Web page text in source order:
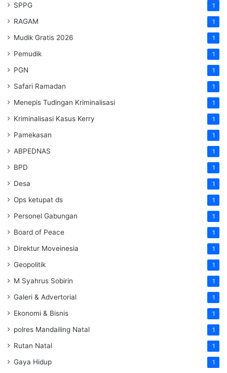
SPPG 1
RAGAM 1
Mudik Gratis 2026 1
Pemudik 1
PGN 1
Safari Ramadan 1
Menepis Tudingan Kriminalisasi 1
Kriminalisasi Kasus Kerry 1
Pamekasan 1
ABPEDNAS 1
BPD 1
Desa 1
Ops ketupat ds 1
Personel Gabungan 1
Board of Peace 1
Direktur Moveinesia 1
Geopolitik 1
M Syahrus Sobirin 1
Galeri & Advertorial 1
Ekonomi & Bisnis 1
polres Mandailing Natal 1
Rutan Natal 1
Gaya Hidup 1